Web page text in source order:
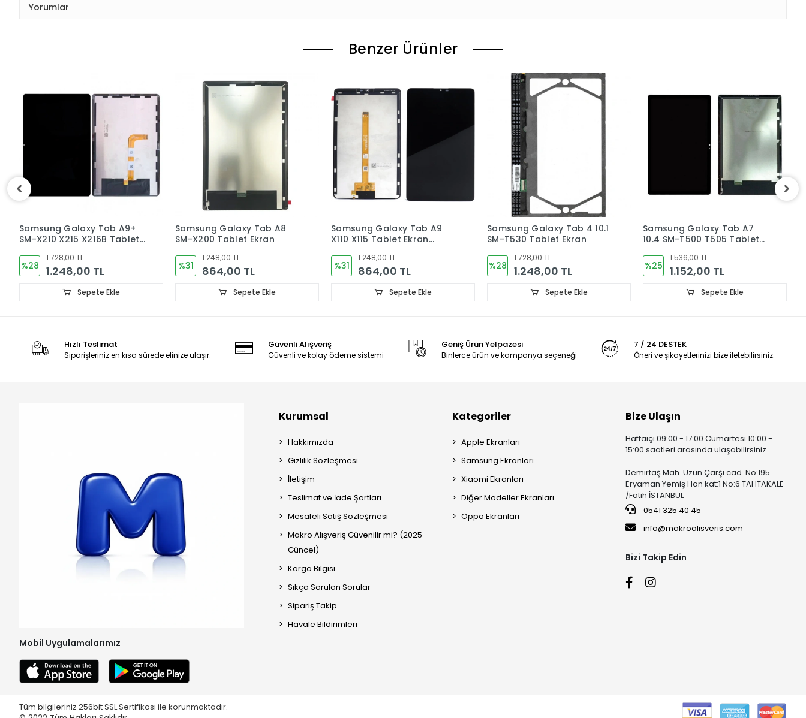
Yorumlar
Benzer Ürünler
Samsung Galaxy Tab A8
SM-X200 Tablet Ekran
%31
1.248,00 TL
864,00 TL
Sepete Ekle
Samsung Galaxy Tab A9
X110 X115 Tablet Ekran
%31
1.248,00 TL
864,00 TL
Sepete Ekle
Samsung Galaxy Tab 4 10.1
SM-T530 Tablet Ekran
%28
1.728,00 TL
1.248,00 TL
Sepete Ekle
Samsung Galaxy Tab A7
10.4 SM-T500 T505 Tablet
%25
1.536,00 TL
1.152,00 TL
Sepete Ekle
Samsung Galaxy Tab A 8.0
SM-T290 T297 Tablet Ekran
%36
1.344,00 TL
864,00 TL
Sepete Ekle
Hızlı Teslimat
Siparişleriniz en kısa sürede elinize ulaşır.
Güvenli Alışveriş
Güvenli ve kolay ödeme sistemi
Geniş Ürün Yelpazesi
Binlerce ürün ve kampanya seçeneği
7 / 24 DESTEK
Öneri ve şikayetlerinizi bize iletebilirsiniz.
Mobil Uygulamalarımız
Kurumsal
Hakkımızda
Gizlilik Sözleşmesi
İletişim
Teslimat ve İade Şartları
Mesafeli Satış Sözleşmesi
Makro Alışveriş Güvenilir mi? (2025
Güncel)
Kargo Bilgisi
Sıkça Sorulan Sorular
Sipariş Takip
Havale Bildirimleri
Kategoriler
Apple Ekranları
Samsung Ekranları
Xiaomi Ekranları
Diğer Modeller Ekranları
Oppo Ekranları
Bize Ulaşın
Haftaiçi 09:00 - 17:00 Cumartesi 10:00 -
15:00 saatleri arasında ulaşabilirsiniz.
Demirtaş Mah. Uzun Çarşı cad. No:195
Eryaman Yemiş Han kat:1 No:6 TAHTAKALE
/Fatih İSTANBUL
0541 325 40 45
info@makroalisveris.com
Bizi Takip Edin
Tüm bilgileriniz 256bit SSL Sertifikası ile korunmaktadır.